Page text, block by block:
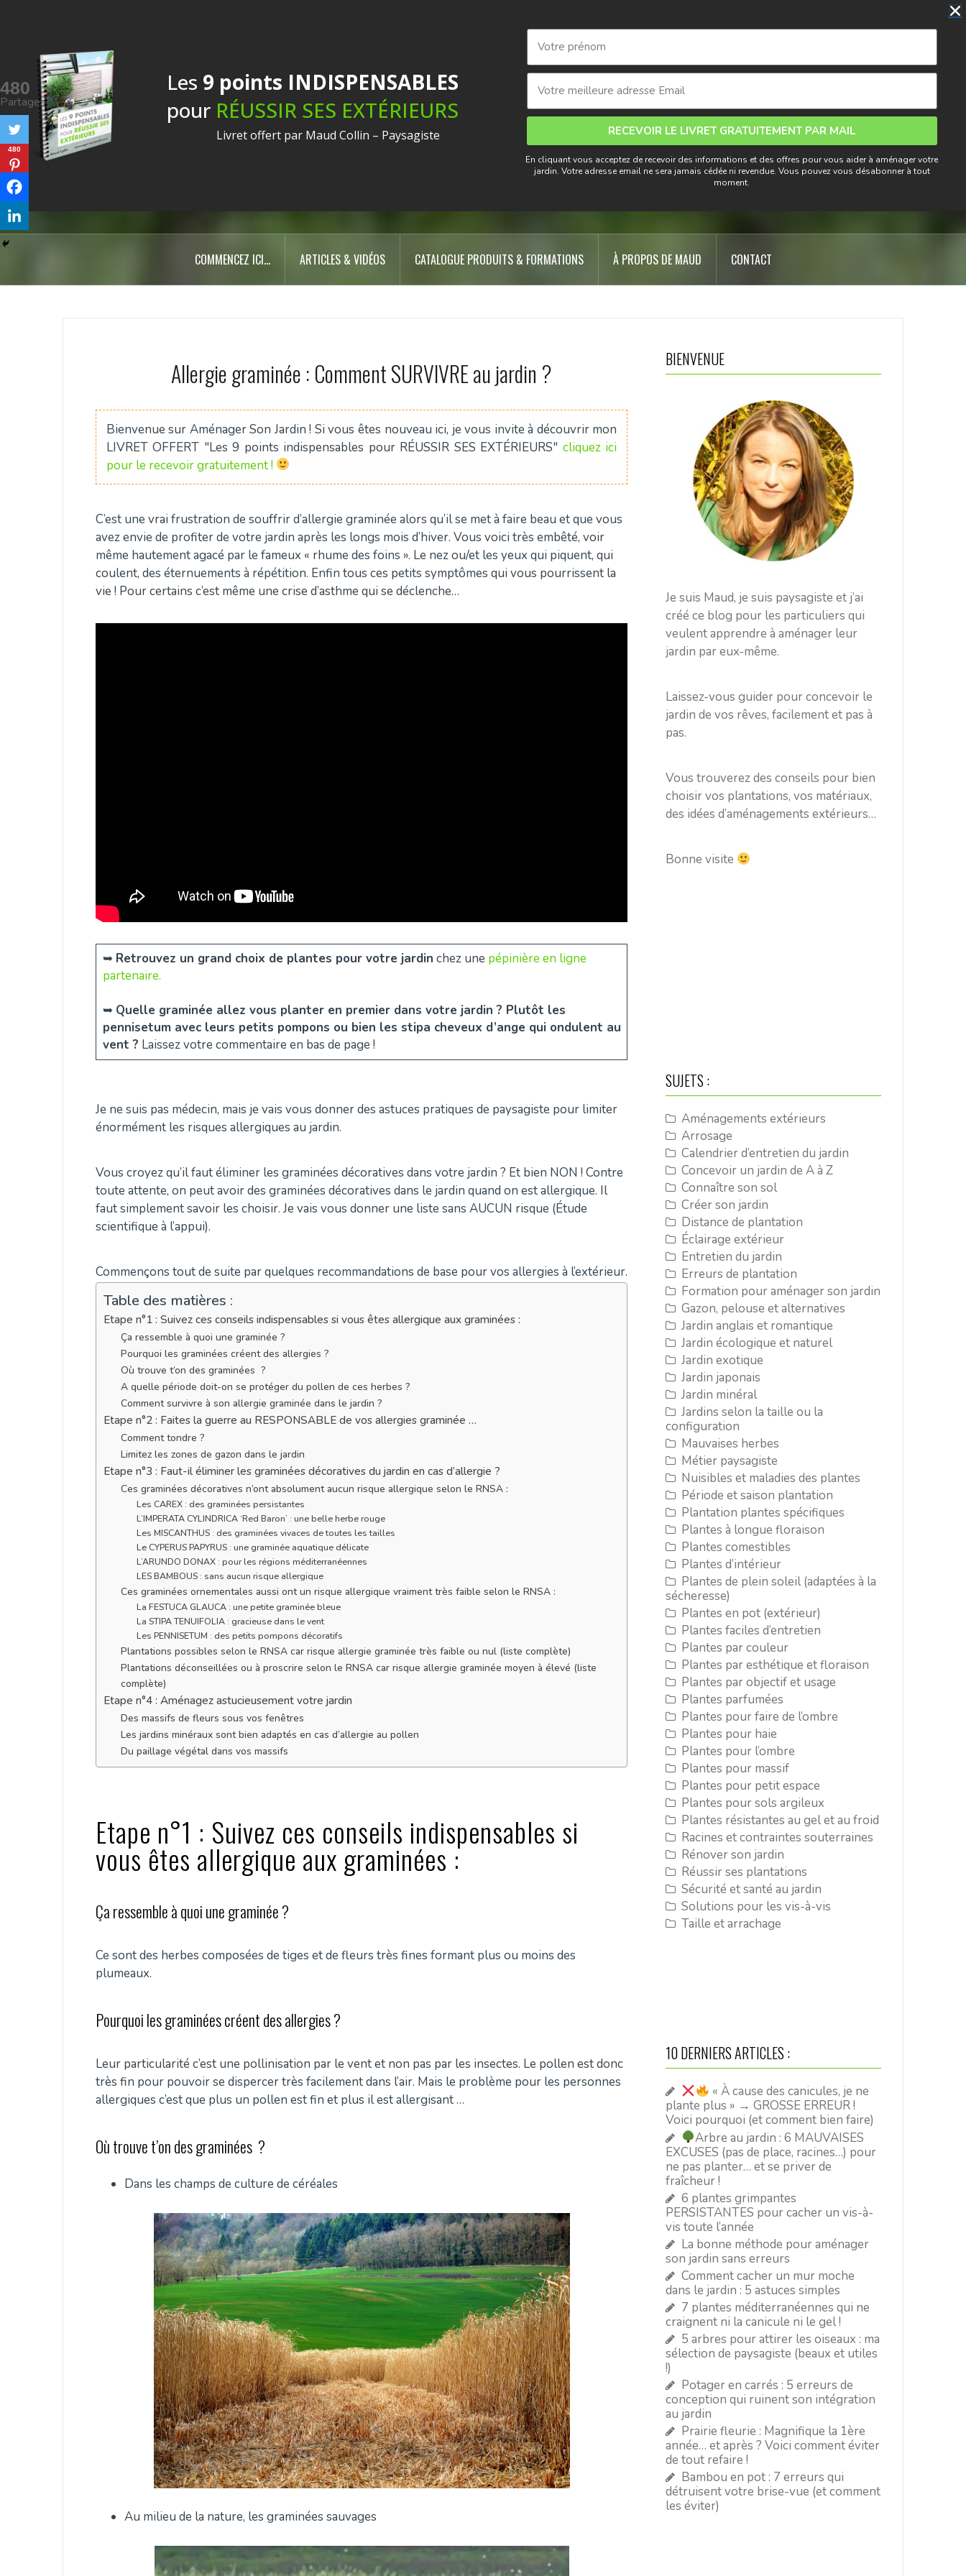
Aménager Son Jardin
Conseils et techniques de paysagiste pour réussir ses extérieurs
COMMENCEZ ICI… ARTICLES & VIDÉOS CATALOGUE PRODUITS & FORMATIONS À PROPOS DE MAUD CONTACT
Allergie graminée : Comment SURVIVRE au jardin ?
Bienvenue sur Aménager Son Jardin ! Si vous êtes nouveau ici, je vous invite à découvrir mon
LIVRET OFFERT "Les 9 points indispensables pour RÉUSSIR SES EXTÉRIEURS" cliquez ici
pour le recevoir gratuitement !
C’est une vrai frustration de souffrir d’allergie graminée alors qu’il se met à faire beau et que vous
avez envie de profiter de votre jardin après les longs mois d’hiver. Vous voici très embêté, voir
même hautement agacé par le fameux « rhume des foins ». Le nez ou/et les yeux qui piquent, qui
coulent, des éternuements à répétition. Enfin tous ces petits symptômes qui vous pourrissent la
vie ! Pour certains c’est même une crise d’asthme qui se déclenche…
➥ Retrouvez un grand choix de plantes pour votre jardin chez une pépinière en ligne
partenaire.
➥ Quelle graminée allez vous planter en premier dans votre jardin ? Plutôt les
pennisetum avec leurs petits pompons ou bien les stipa cheveux d’ange qui ondulent au
vent ? Laissez votre commentaire en bas de page !
Je ne suis pas médecin, mais je vais vous donner des astuces pratiques de paysagiste pour limiter
énormément les risques allergiques au jardin.
Vous croyez qu’il faut éliminer les graminées décoratives dans votre jardin ? Et bien NON ! Contre
toute attente, on peut avoir des graminées décoratives dans le jardin quand on est allergique. Il
faut simplement savoir les choisir. Je vais vous donner une liste sans AUCUN risque (Étude
scientifique à l’appui).
Commençons tout de suite par quelques recommandations de base pour vos allergies à l’extérieur.
Table des matières :
Etape n°1 : Suivez ces conseils indispensables si vous êtes allergique aux graminées :
Ça ressemble à quoi une graminée ?
Pourquoi les graminées créent des allergies ?
Où trouve t’on des graminées ?
A quelle période doit-on se protéger du pollen de ces herbes ?
Comment survivre à son allergie graminée dans le jardin ?
Etape n°2 : Faites la guerre au RESPONSABLE de vos allergies graminée …
Comment tondre ?
Limitez les zones de gazon dans le jardin
Etape n°3 : Faut-il éliminer les graminées décoratives du jardin en cas d’allergie ?
Ces graminées décoratives n’ont absolument aucun risque allergique selon le RNSA :
Les CAREX : des graminées persistantes
L’IMPERATA CYLINDRICA ‘Red Baron’ : une belle herbe rouge
Les MISCANTHUS : des graminées vivaces de toutes les tailles
Le CYPERUS PAPYRUS : une graminée aquatique délicate
L’ARUNDO DONAX : pour les régions méditerranéennes
LES BAMBOUS : sans aucun risque allergique
Ces graminées ornementales aussi ont un risque allergique vraiment très faible selon le RNSA :
La FESTUCA GLAUCA : une petite graminée bleue
La STIPA TENUIFOLIA : gracieuse dans le vent
Les PENNISETUM : des petits pompons décoratifs
Plantations possibles selon le RNSA car risque allergie graminée très faible ou nul (liste complète)
Plantations déconseillées ou à proscrire selon le RNSA car risque allergie graminée moyen à élevé (liste
complète)
Etape n°4 : Aménagez astucieusement votre jardin
Des massifs de fleurs sous vos fenêtres
Les jardins minéraux sont bien adaptés en cas d’allergie au pollen
Du paillage végétal dans vos massifs
Etape n°1 : Suivez ces conseils indispensables si
vous êtes allergique aux graminées :
Ça ressemble à quoi une graminée ?
Ce sont des herbes composées de tiges et de fleurs très fines formant plus ou moins des
plumeaux.
Pourquoi les graminées créent des allergies ?
Leur particularité c’est une pollinisation par le vent et non pas par les insectes. Le pollen est donc
très fin pour pouvoir se dispercer très facilement dans l’air. Mais le problème pour les personnes
allergiques c’est que plus un pollen est fin et plus il est allergisant …
Où trouve t’on des graminées ?
Dans les champs de culture de céréales
Au milieu de la nature, les graminées sauvages
480
Partages
480
BIENVENUE
Je suis Maud, je suis paysagiste et j’ai
créé ce blog pour les particuliers qui
veulent apprendre à aménager leur
jardin par eux-même.
Laissez-vous guider pour concevoir le
jardin de vos rêves, facilement et pas à
pas.
Vous trouverez des conseils pour bien
choisir vos plantations, vos matériaux,
des idées d’aménagements extérieurs…
Bonne visite
SUJETS :
Aménagements extérieurs
Arrosage
Calendrier d’entretien du jardin
Concevoir un jardin de A à Z
Connaître son sol
Créer son jardin
Distance de plantation
Éclairage extérieur
Entretien du jardin
Erreurs de plantation
Formation pour aménager son jardin
Gazon, pelouse et alternatives
Jardin anglais et romantique
Jardin écologique et naturel
Jardin exotique
Jardin japonais
Jardin minéral
Jardins selon la taille ou la
configuration
Mauvaises herbes
Métier paysagiste
Nuisibles et maladies des plantes
Période et saison plantation
Plantation plantes spécifiques
Plantes à longue floraison
Plantes comestibles
Plantes d’intérieur
Plantes de plein soleil (adaptées à la
sécheresse)
Plantes en pot (extérieur)
Plantes faciles d’entretien
Plantes par couleur
Plantes par esthétique et floraison
Plantes par objectif et usage
Plantes parfumées
Plantes pour faire de l’ombre
Plantes pour haie
Plantes pour l’ombre
Plantes pour massif
Plantes pour petit espace
Plantes pour sols argileux
Plantes résistantes au gel et au froid
Racines et contraintes souterraines
Rénover son jardin
Réussir ses plantations
Sécurité et santé au jardin
Solutions pour les vis-à-vis
Taille et arrachage
10 DERNIERS ARTICLES :
« À cause des canicules, je ne
plante plus » → GROSSE ERREUR !
Voici pourquoi (et comment bien faire)
Arbre au jardin : 6 MAUVAISES
EXCUSES (pas de place, racines…) pour
ne pas planter… et se priver de
fraîcheur !
6 plantes grimpantes
PERSISTANTES pour cacher un vis-à-
vis toute l’année
La bonne méthode pour aménager
son jardin sans erreurs
Comment cacher un mur moche
dans le jardin : 5 astuces simples
7 plantes méditerranéennes qui ne
craignent ni la canicule ni le gel !
5 arbres pour attirer les oiseaux : ma
sélection de paysagiste (beaux et utiles
!)
Potager en carrés : 5 erreurs de
conception qui ruinent son intégration
au jardin
Prairie fleurie : Magnifique la 1ère
année… et après ? Voici comment éviter
de tout refaire !
Bambou en pot : 7 erreurs qui
détruisent votre brise-vue (et comment
les éviter)
Les 9 points INDISPENSABLES
pour RÉUSSIR SES EXTÉRIEURS
Livret offert par Maud Collin – Paysagiste RECEVOIR LE LIVRET GRATUITEMENT PAR MAIL
En cliquant vous acceptez de recevoir des informations et des offres pour vous aider à aménager votre
jardin. Votre adresse email ne sera jamais cédée ni revendue. Vous pouvez vous désabonner à tout
moment.